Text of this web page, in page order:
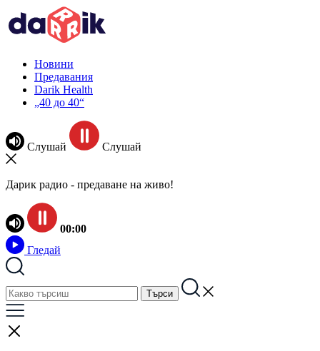
Новини
Предавания
Darik Health
„40 до 40“
Слушай Слушай
Дарик радио - предаване на живо!
00:00
Гледай